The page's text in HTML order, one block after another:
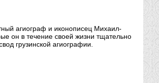
агиограф и иконописец Михаил-
он в течение своей жизни тщательно
грузинской агиографии.